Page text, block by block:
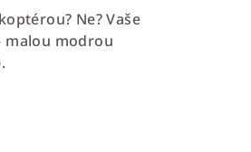
Ne? Vaše
malou modrou